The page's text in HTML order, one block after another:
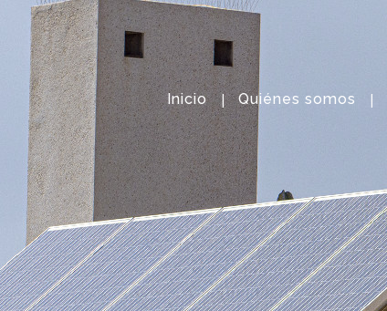
Inicio Quiénes somos